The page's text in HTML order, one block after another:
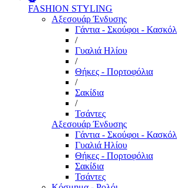
FASHION STYLING
Αξεσουάρ Ένδυσης
Γάντια - Σκούφοι - Κασκόλ
/
Γυαλιά Ηλίου
/
Θήκες - Πορτοφόλια
/
Σακίδια
/
Τσάντες
Αξεσουάρ Ένδυσης
Γάντια - Σκούφοι - Κασκόλ
Γυαλιά Ηλίου
Θήκες - Πορτοφόλια
Σακίδια
Τσάντες